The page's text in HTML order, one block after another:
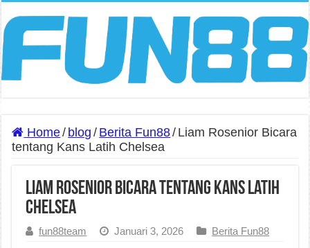
Home/ blog / Berita Fun88/ Liam Rosenior Bicara
tentang Kans Latih Chelsea
Liam Rosenior Bicara tentang Kans Latih
Chelsea
fun88team Januari 3, 2026 Berita Fun88